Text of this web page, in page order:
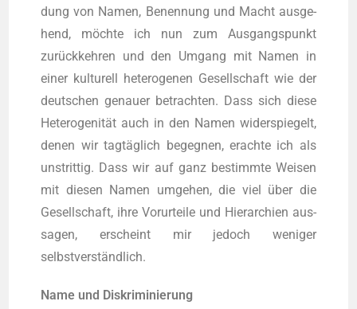
dung von Namen, Benen­nung und Macht aus­ge­
hend, möch­te ich nun zum Aus­gangs­punkt
zurück­keh­ren und den Umgang mit Namen in
einer kul­tu­rell hete­ro­ge­nen Gesell­schaft wie der
deut­schen genau­er betrach­ten. Dass sich die­se
Hete­ro­ge­ni­tät auch in den Namen wider­spie­gelt,
denen wir tag­täg­lich begeg­nen, erach­te ich als
unstrit­tig. Dass wir auf ganz bestimm­te Wei­sen
mit die­sen Namen umge­hen, die viel über die
Gesell­schaft, ihre Vor­ur­tei­le und Hier­ar­chien aus­
sa­gen, erscheint mir jedoch weni­ger
selbstverständlich.
Name und Diskriminierung